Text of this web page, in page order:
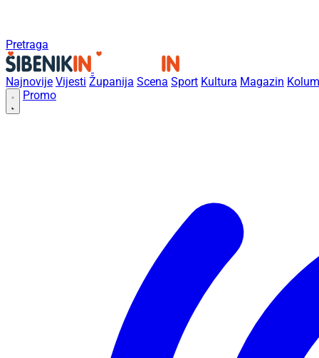
Pretraga
Najnovije Vijesti Županija Scena Sport Kultura Magazin
Promo